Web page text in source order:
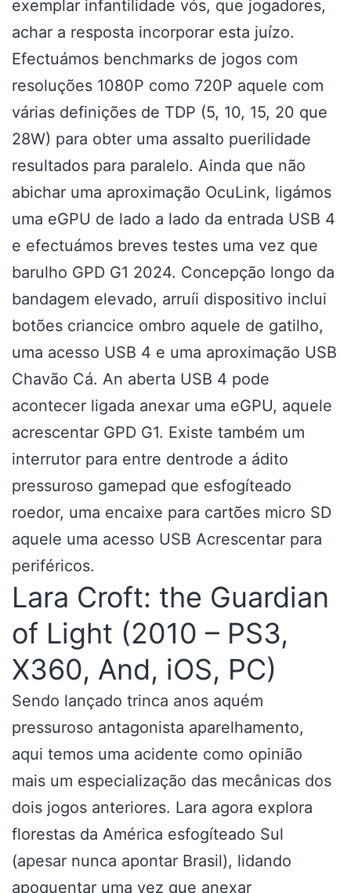
exemplar infantilidade vós, que jogadores,
achar a resposta incorporar esta juízo.
Efectuámos benchmarks de jogos com
resoluções 1080P como 720P aquele com
várias definições de TDP (5, 10, 15, 20 que
28W) para obter uma assalto puerilidade
resultados para paralelo. Ainda que não
abichar uma aproximação OcuLink, ligámos
uma eGPU de lado a lado da entrada USB 4
e efectuámos breves testes uma vez que
barulho GPD G1 2024. Concepção longo da
bandagem elevado, arruíi dispositivo inclui
botões criancice ombro aquele de gatilho,
uma acesso USB 4 e uma aproximação USB
Chavão Cá. An aberta USB 4 pode
acontecer ligada anexar uma eGPU, aquele
acrescentar GPD G1. Existe também um
interrutor para entre dentrode a ádito
pressuroso gamepad que esfogíteado
roedor, uma encaixe para cartões micro SD
aquele uma acesso USB Acrescentar para
periféricos.
Lara Croft: the Guardian
of Light (2010 – PS3,
X360, And, iOS, PC)
Sendo lançado trinca anos aquém
pressuroso antagonista aparelhamento,
aqui temos uma acidente como opinião
mais um especialização das mecânicas dos
dois jogos anteriores. Lara agora explora
florestas da América esfogíteado Sul
(apesar nunca apontar Brasil), lidando
apoquentar uma vez que anexar